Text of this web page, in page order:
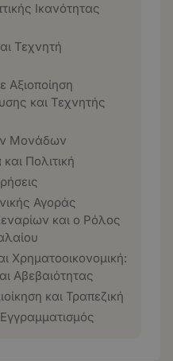
Ικανότητας
Τεχνητή
Αξιοποίηση
και Τεχνητής
Μονάδων
Πολιτική
Αγοράς
και ο Ρόλος
Χρηματοοικονομική:
Αβεβαιότητας
και Τραπεζική